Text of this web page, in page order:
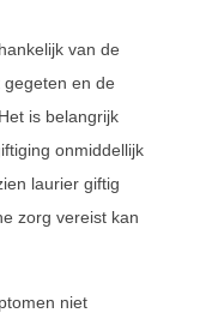
van de
en de
is belangrijk
onmiddellijk
laurier giftig
zorg vereist kan
niet